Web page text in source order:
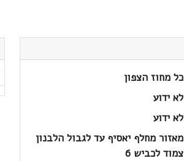
כל מחוז הצפון
לא ידוע
לא ידוע
מאזור מחלף יאסיף עד לגבול הלבנון
צמוד לכביש 6